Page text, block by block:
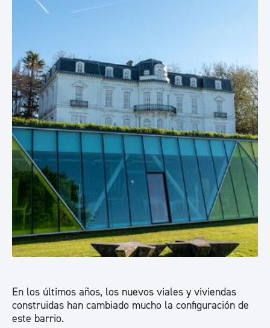
En los últimos años, los nuevos viales y viviendas
construidas han cambiado mucho la configuración de
este barrio.